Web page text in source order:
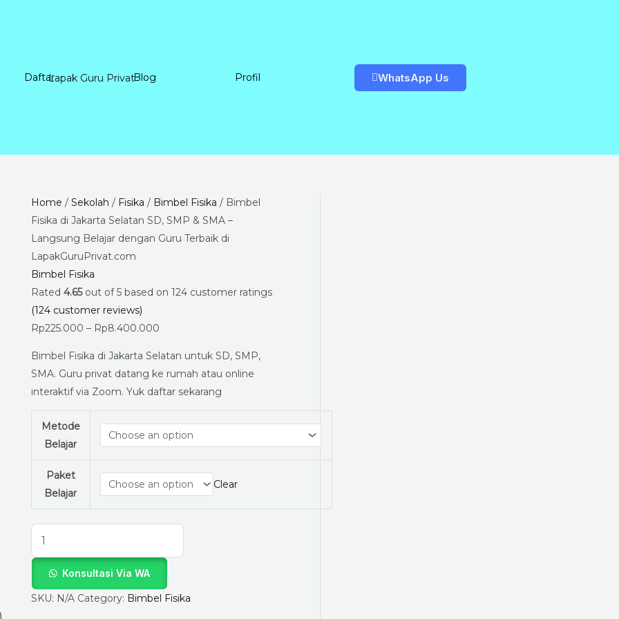
Daftar Blog Profil WhatsApp Us
Home / Sekolah / Fisika / Bimbel Fisika / Bimbel
Fisika di Jakarta Selatan SD, SMP & SMA –
Langsung Belajar dengan Guru Terbaik di
LapakGuruPrivat.com
Bimbel Fisika
Rated 4.65out of 5 based on 124customer ratings
(124customer reviews)
Rp225.000 – Rp8.400.000
Price
range:
Rp225.000
Bimbel Fisika di Jakarta Selatan untuk SD, SMP,
SMA. Guru privat datang ke rumah atau online
interaktif via Zoom. Yuk daftar sekarang
Metode
Belajar
Paket
Belajar
Clear
Bimbel
Fisika
di
Jakarta
Selatan
SD,
SMP
&
–
Langsung
Belajar
LapakGuruPrivat.com
quantity
Konsultasi Via WA
SKU: N/A Category: Bimbel Fisika